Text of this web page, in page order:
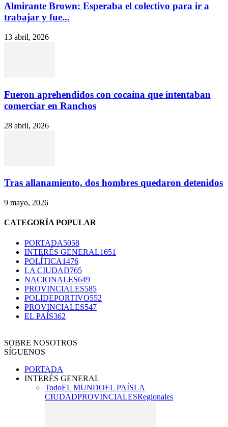
Almirante Brown: Esperaba el colectivo para ir a
trabajar y fue...
13 abril, 2026
Fueron aprehendidos con cocaína que intentaban
comerciar en Ranchos
28 abril, 2026
Tras allanamiento, dos hombres quedaron detenidos
9 mayo, 2026
CATEGORÍA POPULAR
PORTADA5058
INTERÉS GENERAL1651
POLÍTICA1476
LA CIUDAD765
NACIONALES649
PROVINCIALES585
POLIDEPORTIVO552
PROVINCIALES547
EL PAÍS362
SOBRE NOSOTROS
SÍGUENOS
PORTADA
INTERÉS GENERAL
TodoEL MUNDOEL PAÍSLA
CIUDADPROVINCIALESRegionales